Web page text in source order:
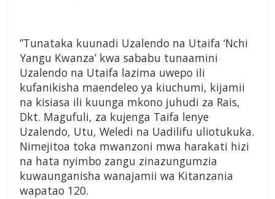
”Tunataka kuunadi Uzalendo na Utaifa ‘Nchi
Yangu Kwanza’ kwa sababu tunaamini
Uzalendo na Utaifa lazima uwepo ili
kufanikisha maendeleo ya kiuchumi, kijamii
na kisiasa ili kuunga mkono juhudi za Rais,
Dkt. Magufuli, za kujenga Taifa lenye
Uzalendo, Utu, Weledi na Uadilifu uliotukuka.
Nimejitoa toka mwanzoni mwa harakati hizi
na hata nyimbo zangu zinazungumzia
kuwaunganisha wanajamii wa Kitanzania
wapatao 120.